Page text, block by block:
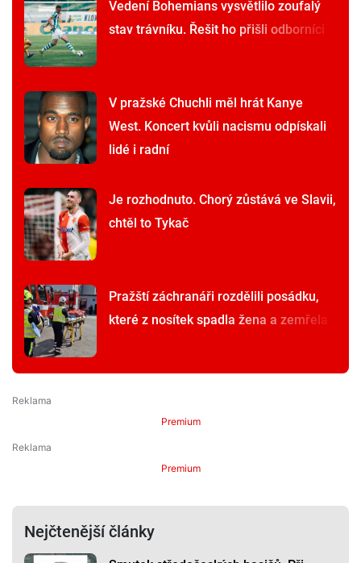
Vedení Bohemians vysvětlilo zoufalý
stav trávníku. Řešit ho přišli odborníci
V pražské Chuchli měl hrát Kanye
West. Koncert kvůli nacismu odpískali
lidé i radní
Je rozhodnuto. Chorý zůstává ve Slavii,
chtěl to Tykač
Pražští záchranáři rozdělili posádku,
které z nosítek spadla žena a zemřela
Premium
Premium
Nejčtenější články